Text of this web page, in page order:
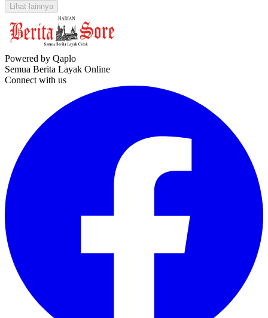
Lihat lainnya
Powered by Qaplo
Semua Berita Layak Online
Connect with us